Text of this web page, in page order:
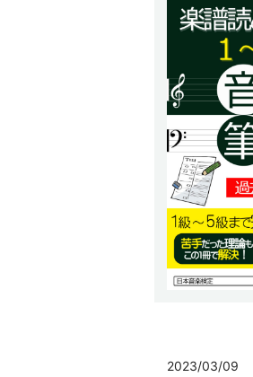
2023/03/09